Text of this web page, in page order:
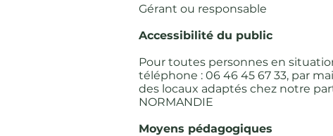
Gérant ou responsable
Accessibilité du public
Pour toutes personnes en
téléphone : 06 46 45 67 33, par
des locaux adaptés chez notre
NORMANDIE
Moyens pédagogiques